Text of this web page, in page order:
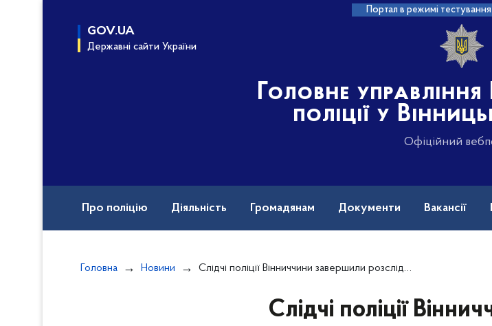
Портал в режимі
GOV.UA
Державні сайти України
Головне
поліції у
Офіційний
Про поліцію Діяльність Громадянам Документи Вакансії
Головна Новини Слідчі поліції Вінниччини завершили розслідування справи щодо незаконної порубки лісу на території національного природного парку на майже 6,5 мільйона гривень
Слідчі поліції